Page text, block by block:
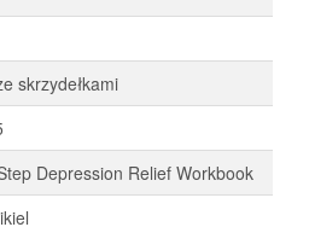
zł.
skrzydełkami
Depression Relief Workbook